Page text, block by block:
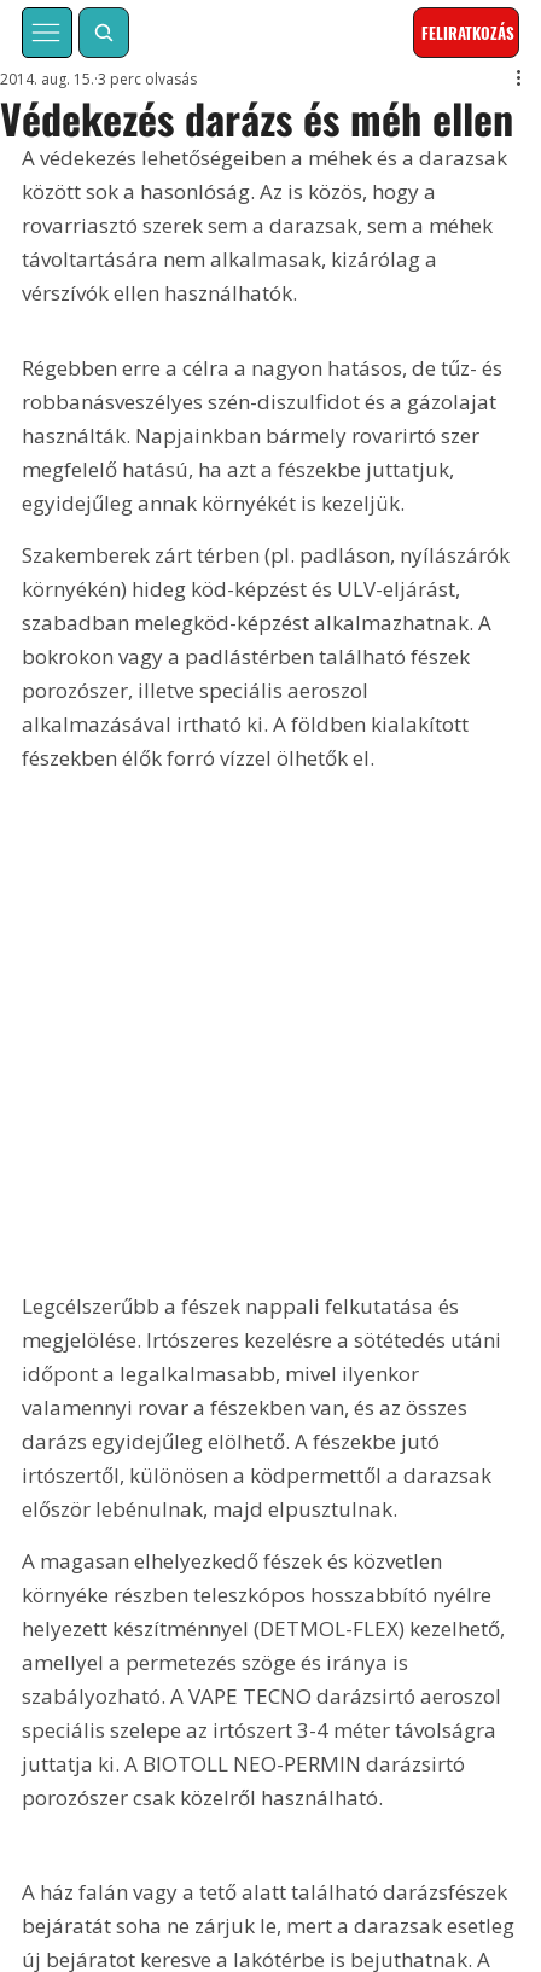
FELIRATKOZÁS
Védekezés darázs és méh ellen
2014. aug. 15. 3 perc olvasás
A védekezés lehetőségeiben a méhek és a darazsak
között sok a hasonlóság. Az is közös, hogy a
rovarriasztó szerek sem a darazsak, sem a méhek
távoltartására nem alkalmasak, kizárólag a
vérszívók ellen használhatók.
Régebben erre a célra a nagyon hatásos, de tűz- és
robbanásveszélyes szén-diszulfidot és a gázolajat
használták. Napjainkban bármely rovarirtó szer
megfelelő hatású, ha azt a fészekbe juttatjuk,
egyidejűleg annak környékét is kezeljük.
Szakemberek zárt térben (pl. padláson, nyílászárók
környékén) hideg köd-képzést és ULV-eljárást,
szabadban melegköd-képzést alkalmazhatnak. A
bokrokon vagy a padlástérben található fészek
porozószer, illetve speciális aeroszol
alkalmazásával irtható ki. A földben kialakított
fészekben élők forró vízzel ölhetők el.
Legcélszerűbb a fészek nappali felkutatása és
megjelölése. Irtószeres kezelésre a sötétedés utáni
időpont a legalkalmasabb, mivel ilyenkor
valamennyi rovar a fészekben van, és az összes
darázs egyidejűleg elölhető. A fészekbe jutó
irtószertől, különösen a ködpermettől a darazsak
először lebénulnak, majd elpusztulnak.
A magasan elhelyezkedő fészek és közvetlen
környéke részben teleszkópos hosszabbító nyélre
helyezett készítménnyel (DETMOL-FLEX) kezelhető,
amellyel a permetezés szöge és iránya is
szabályozható. A VAPE TECNO darázsirtó aeroszol
speciális szelepe az irtószert 3-4 méter távolságra
juttatja ki. A BIOTOLL NEO-PERMIN darázsirtó
porozószer csak közelről használható.
A ház falán vagy a tető alatt található darázsfészek
bejáratát soha ne zárjuk le, mert a darazsak esetleg
új bejáratot keresve a lakótérbe is bejuthatnak. A